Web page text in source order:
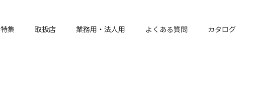
特集 取扱店 業務用・法人用 よくある質問 カタログ